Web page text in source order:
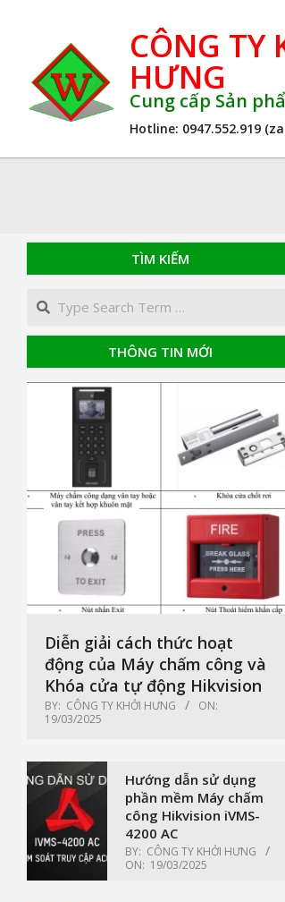
CÔNG TY
HƯNG
Cung cấp Sản
Hotline: 0947.552.919
TÌM KIẾM
Search
THÔNG TIN MỚI
Diễn giải cách thức hoạt
động của Máy chấm công và
Khóa cửa tự động Hikvision
BY: CÔNG TY KHỞI HƯNG
ON:
19/03/2025
Hướng dẫn sử dụng
phần mềm Máy chấm
công Hikvision iVMS-
4200 AC
BY: CÔNG TY KHỞI HƯNG
ON: 19/03/2025